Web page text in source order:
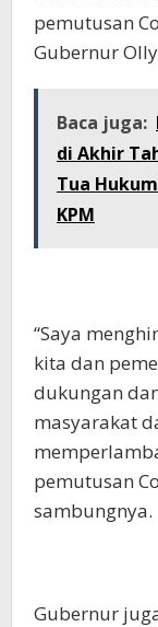
pemutusan
Gubernur
Baca juga:
di Akhir
Tua
KPM
“Saya
kita dan
dukungan
masyarakat
pemutusan
sambungnya.
Gubernur